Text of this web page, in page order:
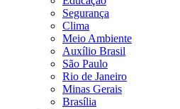
Segurança
Clima
Meio Ambiente
Auxílio Brasil
São Paulo
Rio de Janeiro
Minas Gerais
Brasília